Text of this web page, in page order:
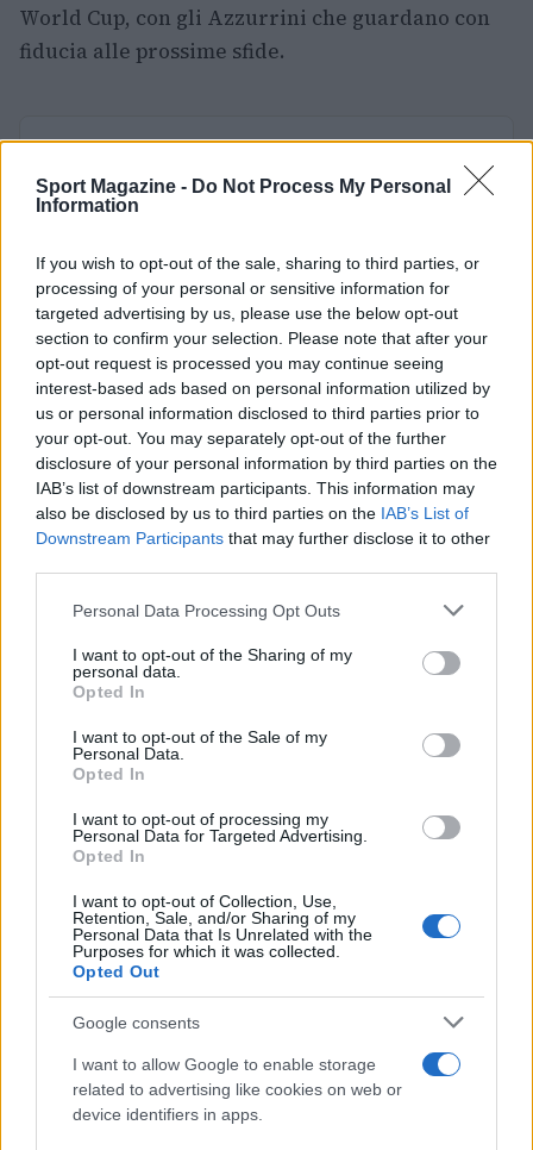
Sport Magazine - Do Not Process My Personal
Information
If you wish to opt-out of the sale, sharing to third parties, or
processing of your personal or sensitive information for
targeted advertising by us, please use the below opt-out
section to confirm your selection. Please note that after your
opt-out request is processed you may continue seeing
interest-based ads based on personal information utilized by
us or personal information disclosed to third parties prior to
your opt-out. You may separately opt-out of the further
disclosure of your personal information by third parties on the
IAB’s list of downstream participants. This information may
also be disclosed by us to third parties on the IAB’s List of
Downstream Participants that may further disclose it to other
Please note that this website/app uses one or more Google
not limited to your visit or usage behaviour. You may click to
grant or deny consent to Google and its third-party tags to
use your data for below specified purposes in below Google
consent section.
Personal Data Processing Opt Outs
I want to opt-out of the Sharing of my
personal data.
Opted In
I want to opt-out of the Sale of my
Personal Data.
Opted In
I want to opt-out of processing my
Personal Data for Targeted Advertising.
Opted In
I want to opt-out of Collection, Use,
Retention, Sale, and/or Sharing of my
Personal Data that Is Unrelated with the
Purposes for which it was collected.
Opted Out
Google consents
I want to allow Google to enable storage
related to advertising like cookies on web or
device identifiers in apps.
World Cup, con gli Azzurrini che guardano con
fiducia alle prossime sfide.
Andrea Conforti
Andrea Conforti, 46enne torinese dal look
trasforma dati e clip in racconti social. Ricorda
quando annotò la rimonta al box stampa dello
Stadio Olimpico Grande Torino: da
quell'appunto nacque la sua linea editoriale,
che propugna spiegazioni visive per il tifoso
critico. Dettaglio unico: una stagione
allenatore under15 al Chieri e ciclista urbano.
Continua a leggere
ALTRI SPORT